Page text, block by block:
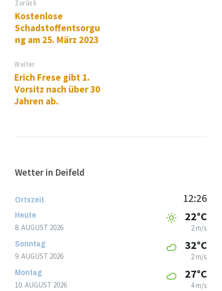
Zurück
Kostenlose
Schadstoffentsorgu
ng am 25. März 2023
Weiter
Erich Frese gibt 1.
Vorsitz nach über 30
Jahren ab.
Wetter in Deifeld
Ortszeit 12:26
Heute
8. AUGUST 2026
22°C
2 m/s
Sonntag
9. AUGUST 2026
32°C
2 m/s
Montag
10. AUGUST 2026
27°C
4 m/s